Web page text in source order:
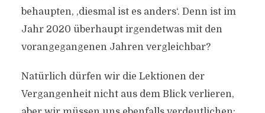
behaupten, ,diesmal ist es anders‘. Denn ist im
Jahr 2020 überhaupt irgendetwas mit den
vorangegangenen Jahren vergleichbar?
Natürlich dürfen wir die Lektionen der
Vergangenheit nicht aus dem Blick verlieren,